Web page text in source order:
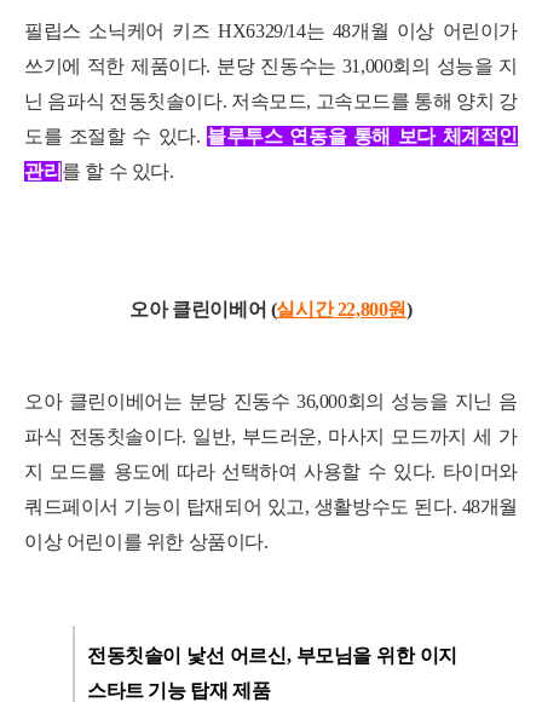
필립스 소닉케어 키즈 HX6329/14는 48개월 이상 어린이가
쓰기에 적한 제품이다. 분당 진동수는 31,000회의 성능을 지
닌 음파식 전동칫솔이다. 저속모드, 고속모드를 통해 양치 강
도를 조절할 수 있다. 블루투스 연동을 통해 보다 체계적인
관리 를 할 수 있다.
오아 클린이베어 (실시간 22,800원)
오아 클린이베어는 분당 진동수 36,000회의 성능을 지닌 음
파식 전동칫솔이다. 일반, 부드러운, 마사지 모드까지 세 가
지 모드를 용도에 따라 선택하여 사용할 수 있다. 타이머와
쿼드페이서 기능이 탑재되어 있고, 생활방수도 된다. 48개월
이상 어린이를 위한 상품이다.
전동칫솔이 낯선 어르신, 부모님을 위한 이지
스타트 기능 탑재 제품